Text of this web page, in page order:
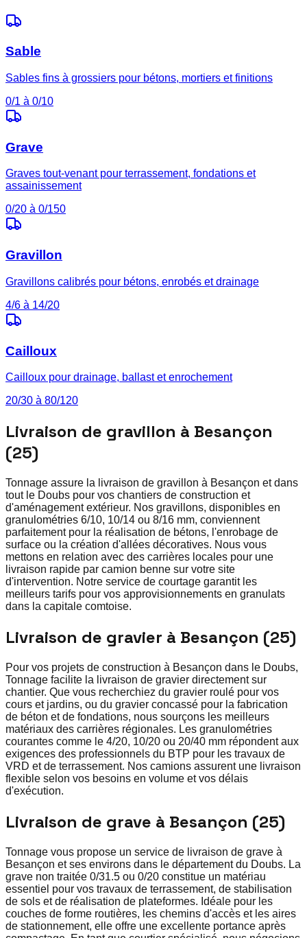
Sable
Sables fins à grossiers pour bétons, mortiers et finitions
0/1 à 0/10
Grave
Graves tout-venant pour terrassement, fondations et
assainissement
0/20 à 0/150
Gravillon
Gravillons calibrés pour bétons, enrobés et drainage
4/6 à 14/20
Cailloux
Cailloux pour drainage, ballast et enrochement
20/30 à 80/120
Livraison de gravillon à Besançon
(25)
Tonnage assure la livraison de gravillon à Besançon et dans
tout le Doubs pour vos chantiers de construction et
d'aménagement extérieur. Nos gravillons, disponibles en
granulométries 6/10, 10/14 ou 8/16 mm, conviennent
parfaitement pour la réalisation de bétons, l'enrobage de
surface ou la création d'allées décoratives. Nous vous
mettons en relation avec des carrières locales pour une
livraison rapide par camion benne sur votre site
d'intervention. Notre service de courtage garantit les
meilleurs tarifs pour vos approvisionnements en granulats
dans la capitale comtoise.
Livraison de gravier à Besançon (25)
Pour vos projets de construction à Besançon dans le Doubs,
Tonnage facilite la livraison de gravier directement sur
chantier. Que vous recherchiez du gravier roulé pour vos
cours et jardins, ou du gravier concassé pour la fabrication
de béton et de fondations, nous sourçons les meilleurs
matériaux des carrières régionales. Les granulométries
courantes comme le 4/20, 10/20 ou 20/40 mm répondent aux
exigences des professionnels du BTP pour les travaux de
VRD et de terrassement. Nos camions assurent une livraison
flexible selon vos besoins en volume et vos délais
d'exécution.
Livraison de grave à Besançon (25)
Tonnage vous propose un service de livraison de grave à
Besançon et ses environs dans le département du Doubs. La
grave non traitée 0/31.5 ou 0/20 constitue un matériau
essentiel pour vos travaux de terrassement, de stabilisation
de sols et de réalisation de plateformes. Idéale pour les
couches de forme routières, les chemins d'accès et les aires
de stationnement, elle offre une excellente portance après